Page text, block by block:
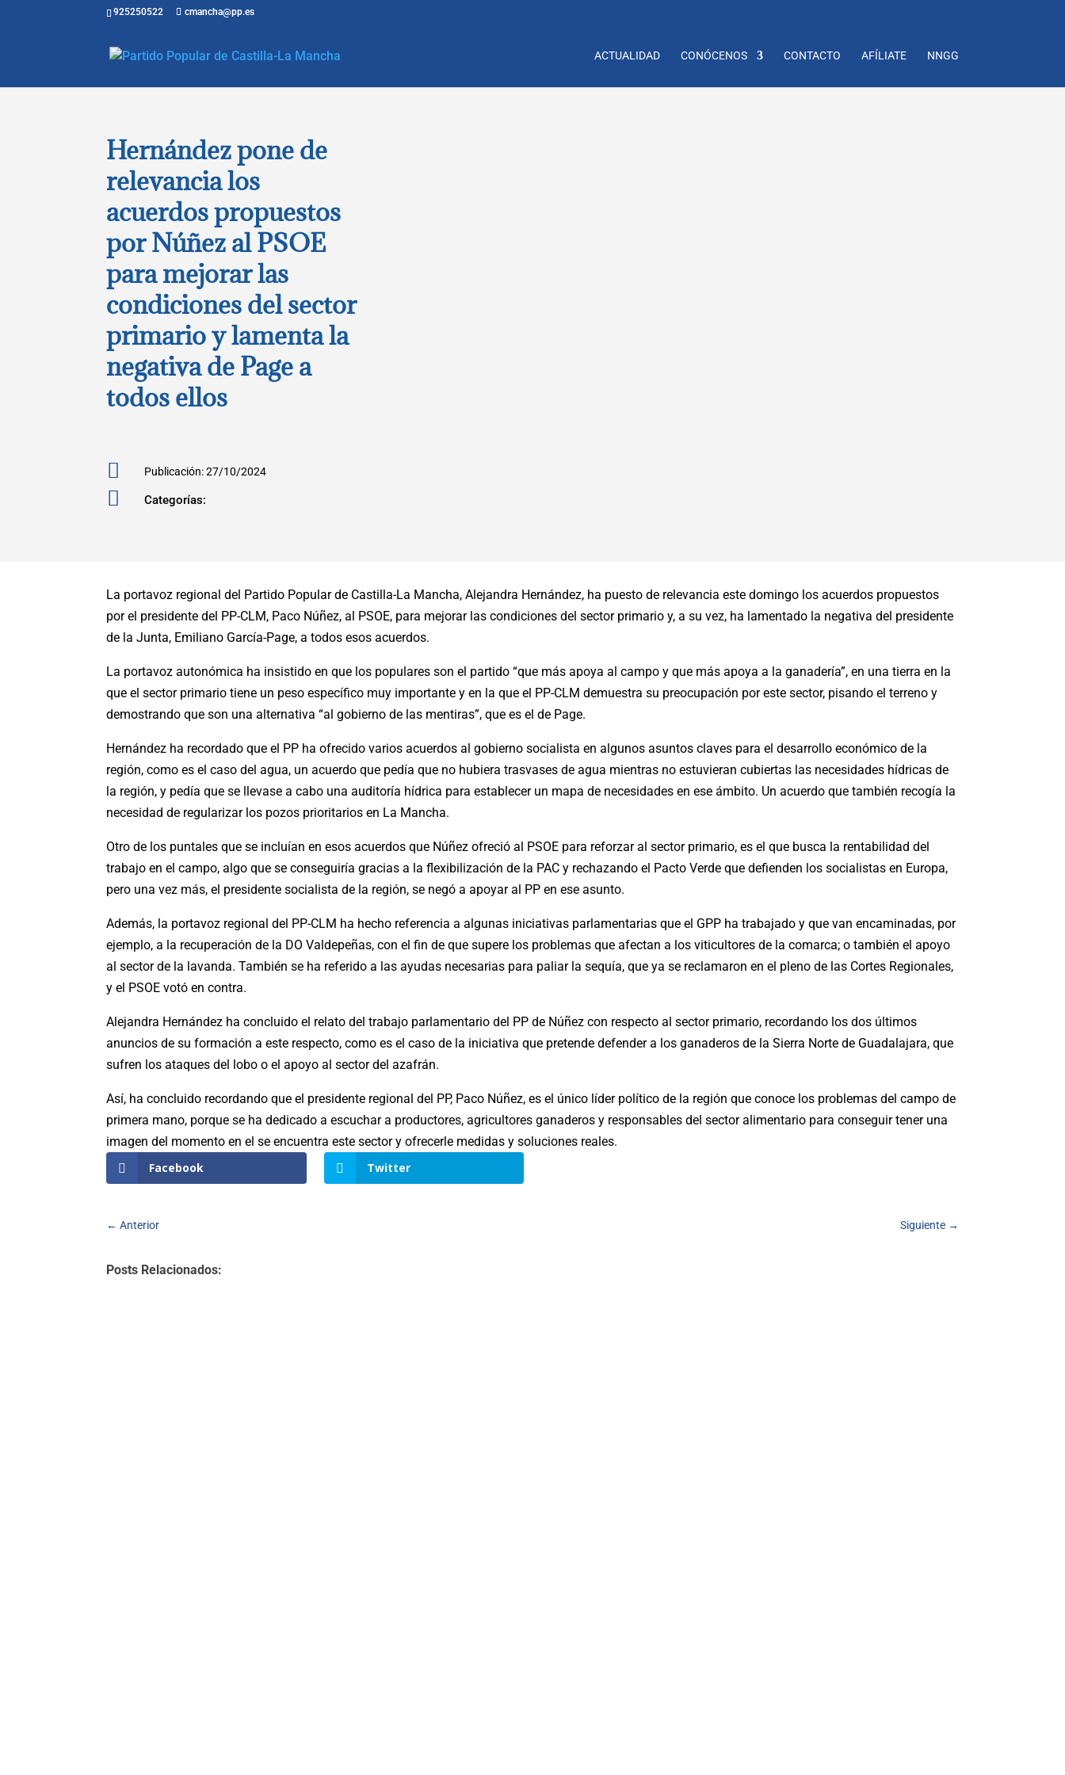
925250522 cmancha@pp.es
ACTUALIDAD CONÓCENOS CONTACTO AFÍLIATE NNGG
Hernández pone de
relevancia los
acuerdos propuestos
por Núñez al PSOE
para mejorar las
condiciones del sector
primario y lamenta la
negativa de Page a
todos ellos
 Publicación: 27/10/2024
 Categorías:
La portavoz regional del Partido Popular de Castilla-La Mancha, Alejandra Hernández, ha puesto de relevancia este domingo los acuerdos propuestos
por el presidente del PP-CLM, Paco Núñez, al PSOE, para mejorar las condiciones del sector primario y, a su vez, ha lamentado la negativa del presidente
de la Junta, Emiliano García-Page, a todos esos acuerdos.
La portavoz autonómica ha insistido en que los populares son el partido “que más apoya al campo y que más apoya a la ganadería”, en una tierra en la
que el sector primario tiene un peso específico muy importante y en la que el PP-CLM demuestra su preocupación por este sector, pisando el terreno y
demostrando que son una alternativa “al gobierno de las mentiras”, que es el de Page.
Hernández ha recordado que el PP ha ofrecido varios acuerdos al gobierno socialista en algunos asuntos claves para el desarrollo económico de la
región, como es el caso del agua, un acuerdo que pedía que no hubiera trasvases de agua mientras no estuvieran cubiertas las necesidades hídricas de
la región, y pedía que se llevase a cabo una auditoría hídrica para establecer un mapa de necesidades en ese ámbito. Un acuerdo que también recogía la
necesidad de regularizar los pozos prioritarios en La Mancha.
Otro de los puntales que se incluían en esos acuerdos que Núñez ofreció al PSOE para reforzar al sector primario, es el que busca la rentabilidad del
trabajo en el campo, algo que se conseguiría gracias a la flexibilización de la PAC y rechazando el Pacto Verde que defienden los socialistas en Europa,
pero una vez más, el presidente socialista de la región, se negó a apoyar al PP en ese asunto.
Además, la portavoz regional del PP-CLM ha hecho referencia a algunas iniciativas parlamentarias que el GPP ha trabajado y que van encaminadas, por
ejemplo, a la recuperación de la DO Valdepeñas, con el fin de que supere los problemas que afectan a los viticultores de la comarca; o también el apoyo
al sector de la lavanda. También se ha referido a las ayudas necesarias para paliar la sequía, que ya se reclamaron en el pleno de las Cortes Regionales,
y el PSOE votó en contra.
Alejandra Hernández ha concluido el relato del trabajo parlamentario del PP de Núñez con respecto al sector primario, recordando los dos últimos
anuncios de su formación a este respecto, como es el caso de la iniciativa que pretende defender a los ganaderos de la Sierra Norte de Guadalajara, que
sufren los ataques del lobo o el apoyo al sector del azafrán.
Así, ha concluido recordando que el presidente regional del PP, Paco Núñez, es el único líder político de la región que conoce los problemas del campo de
primera mano, porque se ha dedicado a escuchar a productores, agricultores ganaderos y responsables del sector alimentario para conseguir tener una
imagen del momento en el se encuentra este sector y ofrecerle medidas y soluciones reales.
Facebook
Twitter
←Anterior Siguiente→
Posts Relacionados: